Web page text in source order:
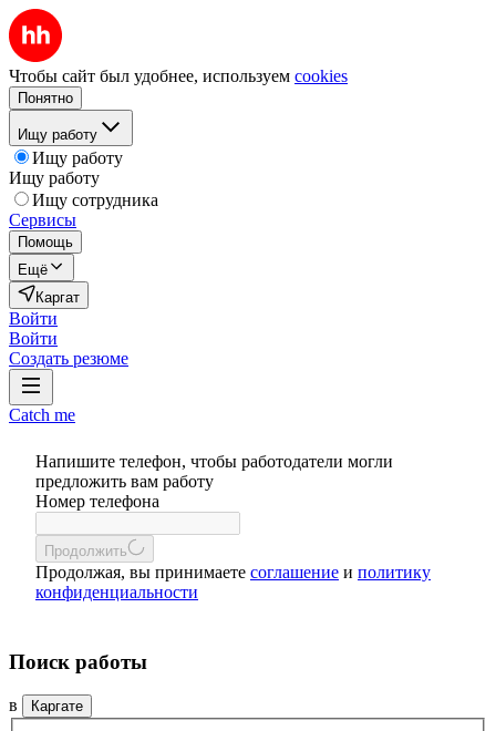
Чтобы сайт был удобнее, используем cookies
Понятно
Ищу работу
Ищу работу
Ищу работу
Ищу сотрудника
Сервисы
Помощь
Ещё
Каргат
Войти
Войти
Создать резюме
Catch me
Напишите телефон, чтобы работодатели могли
предложить вам работу
Номер телефона
Продолжить
Продолжая, вы принимаете соглашение и политику
конфиденциальности
Поиск работы
в Каргате